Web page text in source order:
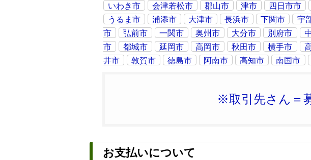
いわき市
会津若松市 郡山市 津市 四日市市
うるま市
浦添市 大津市 長浜市 下関市 宇
市
弘前市 一関市 奥州市 大分市 別府市
市
都城市 延岡市 高岡市 秋田市 横手市
井市
敦賀市 徳島市 阿南市 高知市 南国市
※取引先さん＝
お支払いについて